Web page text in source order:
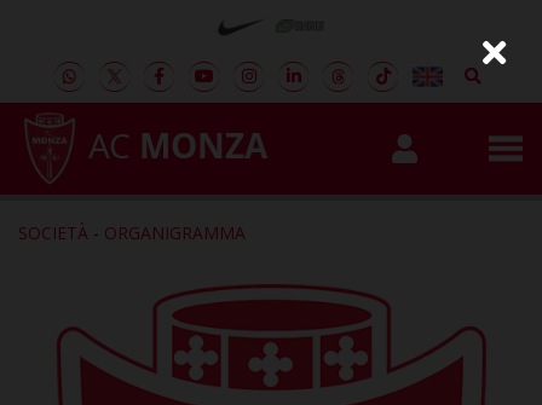
AC MONZA
SOCIETÀ - ORGANIGRAMMA